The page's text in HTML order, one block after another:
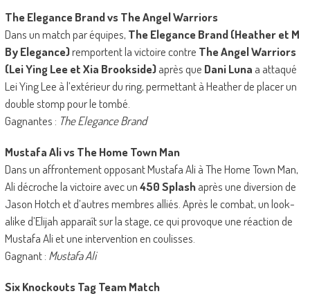
The Elegance Brand vs The Angel Warriors
Dans un match par équipes, The Elegance Brand (Heather et M
By Elegance)remportent la victoire contre The Angel Warriors
(Lei Ying Lee et Xia Brookside)après que Dani Luna a attaqué
Lei Ying Lee à l’extérieur du ring, permettant à Heather de placer un
double stomp pour le tombé.
Gagnantes : The Elegance Brand
Mustafa Ali vs The Home Town Man
Dans un affrontement opposant Mustafa Ali à The Home Town Man,
Ali décroche la victoire avec un450 Splashaprès une diversion de
Jason Hotch et d’autres membres alliés. Après le combat, un look-
alike d’Elijah apparaît sur la stage, ce qui provoque une réaction de
Mustafa Ali et une intervention en coulisses.
Gagnant : Mustafa Ali
Six Knockouts Tag Team Match